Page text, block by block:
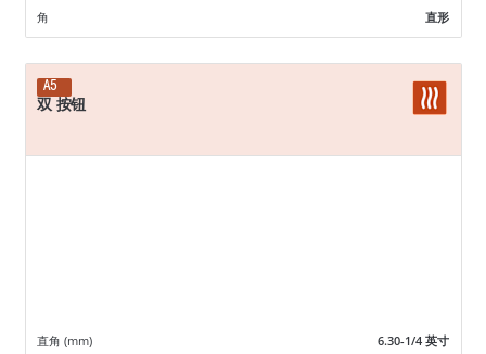
角 直形
A5
双 按钮
直角 (mm) 6.30-1/4 英寸